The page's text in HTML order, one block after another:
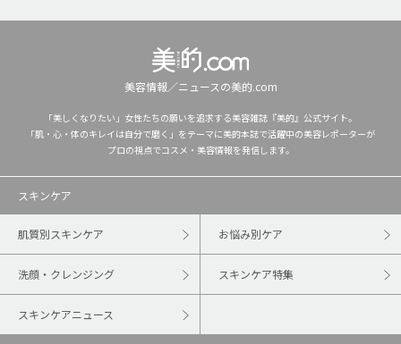
美容情報／ニュースの美的.com
「美しくなりたい」女性たちの願いを追求する美容雑誌『美的』公式サイト。
「肌・心・体のキレイは自分で磨く」をテーマに美的本誌で活躍中の美容レポーターが
プロの視点でコスメ・美容情報を発信します。
スキンケア
肌質別スキンケア お悩み別ケア
洗顔・クレンジング スキンケア特集
スキンケアニュース